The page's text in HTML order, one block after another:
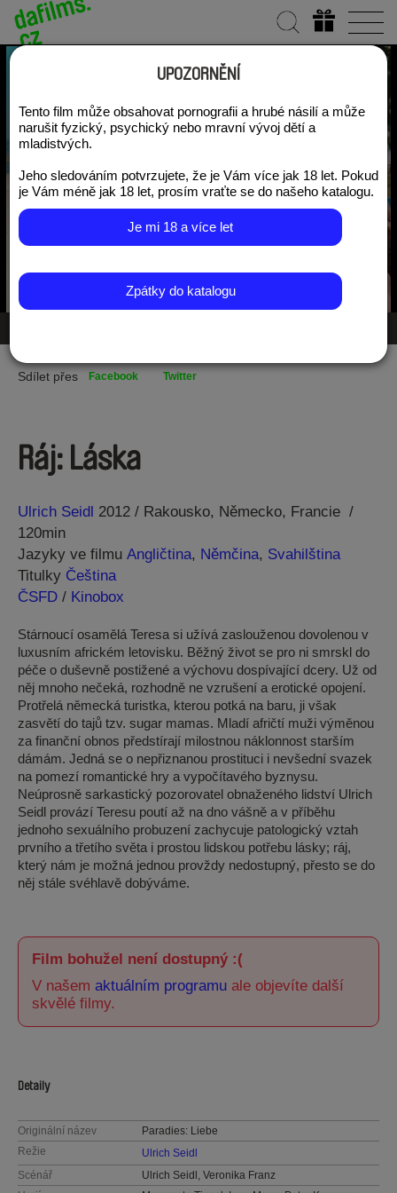
Ráj: Láska
Předplatit US $6.99 měsíčně
Sdílet přes Facebook Twitter
Ráj: Láska
Režie
Ulrich Seidl
Rok 2012 Rakousko Německo Francie
120min
Jazyky ve filmu Angličtina, Němčina, Svahilština
Titulky Čeština
ČSFD / Kinobox
Stárnoucí osamělá Teresa si užívá zaslouženou dovolenou v
luxusním africkém letovisku. Běžný život se pro ni smrskl do
péče o duševně postižené a výchovu dospívající dcery. Už od
něj mnoho nečeká, rozhodně ne vzrušení a erotické opojení.
Protřelá německá turistka, kterou potká na baru, ji však
zasvětí do tajů tzv. sugar mamas. Mladí afričtí muži výměnou
za finanční obnos předstírají milostnou náklonnost starším
dámám. Jedná se o nepřiznanou prostituci i nevšední svazek
na pomezí romantické hry a vypočítavého byznysu.
Neúprosně sarkastický pozorovatel obnaženého lidství Ulrich
Seidl provází Teresu poutí až na dno vášně a v příběhu
jednoho sexuálního probuzení zachycuje patologický vztah
prvního a třetího světa i prostou lidskou potřebu lásky; ráj,
který nám je možná jednou provždy nedostupný, přesto se do
něj stále svéhlavě dobýváme.
Film bohužel není dostupný :(
V našem aktuálním programu ale objevíte další
skvělé filmy.
Detaily
Originální název
Paradies: Liebe
Režie
Ulrich Seidl
Scénář
Ulrich Seidl, Veronika Franz
UPOZORNĚNÍ
Tento film může obsahovat pornografii a hrubé násilí a může
narušit fyzický, psychický nebo mravní vývoj dětí a
mladistvých.
Jeho sledováním potvrzujete, že je Vám více jak 18 let. Pokud
je Vám méně jak 18 let, prosím vraťte se do našeho katalogu.
Je mi 18 a více let
Zpátky do katalogu